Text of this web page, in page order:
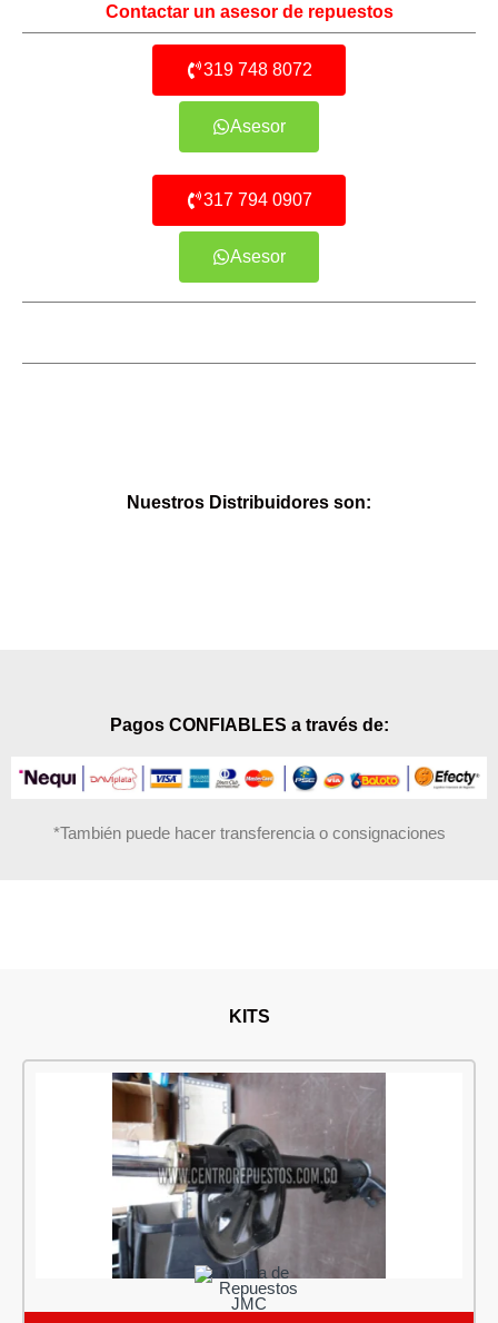
Contactar un asesor de repuestos
319 748 8072
Asesor
317 794 0907
Asesor
Nuestros Distribuidores son:
Pagos CONFIABLES a través de:
*También puede hacer transferencia o consignaciones
KITS